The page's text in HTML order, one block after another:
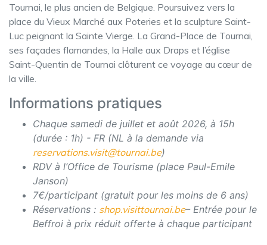
Tournai, le plus ancien de Belgique. Poursuivez vers la
place du Vieux Marché aux Poteries et la sculpture Saint-
Luc peignant la Sainte Vierge. La Grand-Place de Tournai,
ses façades flamandes, la Halle aux Draps et l’église
Saint-Quentin de Tournai clôturent ce voyage au cœur de
la ville.
Informations pratiques
Chaque samedi de juillet et août 2026, à 15h
(durée : 1h) - FR (NL à la demande via
reservations.visit@tournai.be)
RDV à l’Office de Tourisme (place Paul-Emile
Janson)
7€/participant (gratuit pour les moins de 6 ans)
Réservations : shop.visittournai.be– Entrée pour le
Beffroi à prix réduit offerte à chaque participant